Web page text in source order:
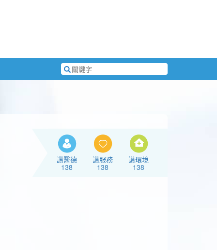
搜
尋
讚醫德
138
讚服務
138
讚環境
138